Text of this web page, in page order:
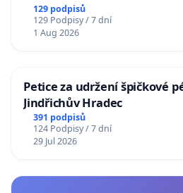
129 podpisů
129 Podpisy / 7 dní
1 Aug 2026
Petice za udržení špičkové
Jindřichův Hradec
391 podpisů
124 Podpisy / 7 dní
29 Jul 2026